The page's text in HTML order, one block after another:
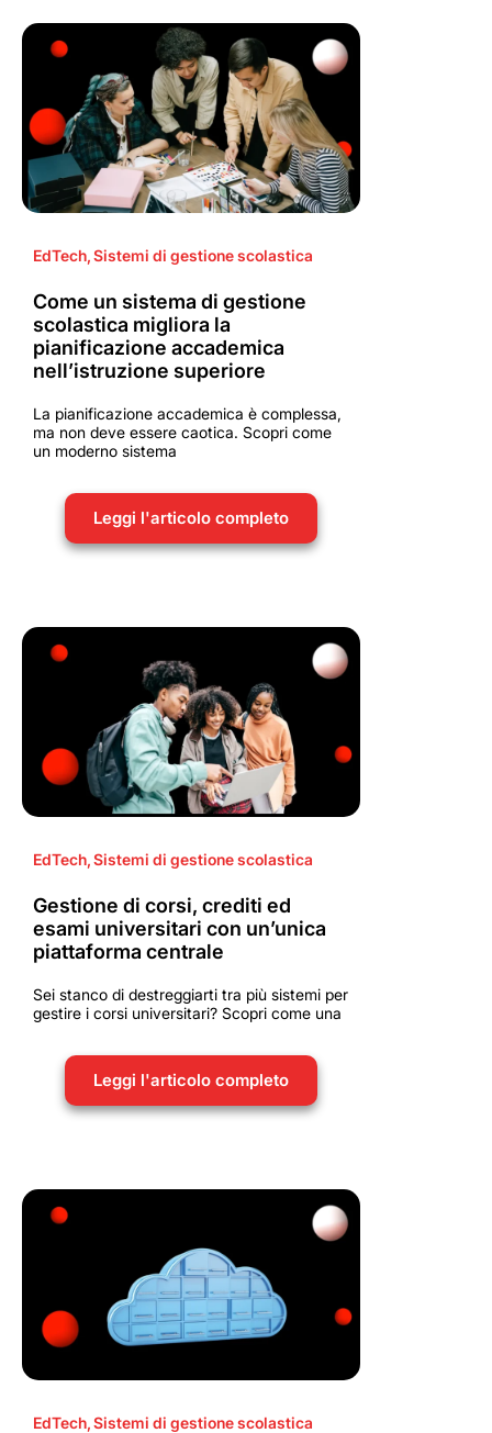
EdTech,Sistemi di gestione scolastica
Come un sistema di gestione
scolastica migliora la
pianificazione accademica
nell’istruzione superiore
La pianificazione accademica è complessa,
ma non deve essere caotica. Scopri come
un moderno sistema
Leggi l'articolo completo
EdTech,Sistemi di gestione scolastica
Gestione di corsi, crediti ed
esami universitari con un’unica
piattaforma centrale
Sei stanco di destreggiarti tra più sistemi per
gestire i corsi universitari? Scopri come una
Leggi l'articolo completo
EdTech,Sistemi di gestione scolastica